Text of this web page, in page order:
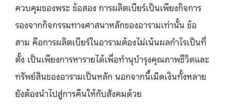
ควบคุมของพระ ข้อสอง การผลิตเบียร์เป็นเพียงกิจการ
รองจากกิจกรรมทางศาสนาหลักของอารามเท่านั้น ข้อ
สาม คือการผลิตเบียร์ในอารามต้องไม่เน้นผลกำไรเป็นที่
ตั้ง เป็นเพียงการหารายได้เพื่อทำนุบำรุงคุณภาพชีวิตและ
ทรัพย์สินของอารามเป็นหลัก นอกจากนี้เม็ดเงินทั้งหลาย
ยังต้องนำไปสู่การคืนให้กับสังคมด้วย